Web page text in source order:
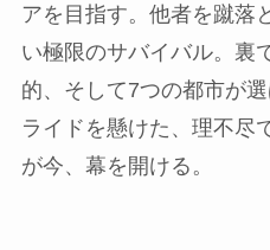
アを目指す。他者を蹴落
い極限のサバイバル。裏
的、そして7つの都市が
ライドを懸けた、理不尽
が今、幕を開ける。